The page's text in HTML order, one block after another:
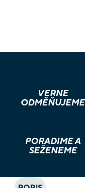
VĚRNÉ
ODMĚŇUJEME
PORADÍME A
SEŽENEME